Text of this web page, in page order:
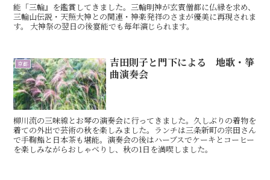
能「三輪』を鑑賞してきました。三輪明神が玄賓僧都に仏縁を求め、
三輪山伝説・天照大神との関連・神楽発祥のさまが優美に再現されま
す。 大神祭の翌日の後宴能でも毎年演じられます。
京都
吉田則子と門下による 地歌・箏
曲演奏会
柳川流の三味線とお琴の演奏会に行ってきました。久しぶりの着物を
着ての外出で芸術の秋を楽しみました。ランチは三条新町の宗田さん
で手鞠鮨と日本茶も堪能。演奏会の後はハーブスでケーキとコーヒー
を楽しみながらおしゃべりし、秋の1日を満喫しました。